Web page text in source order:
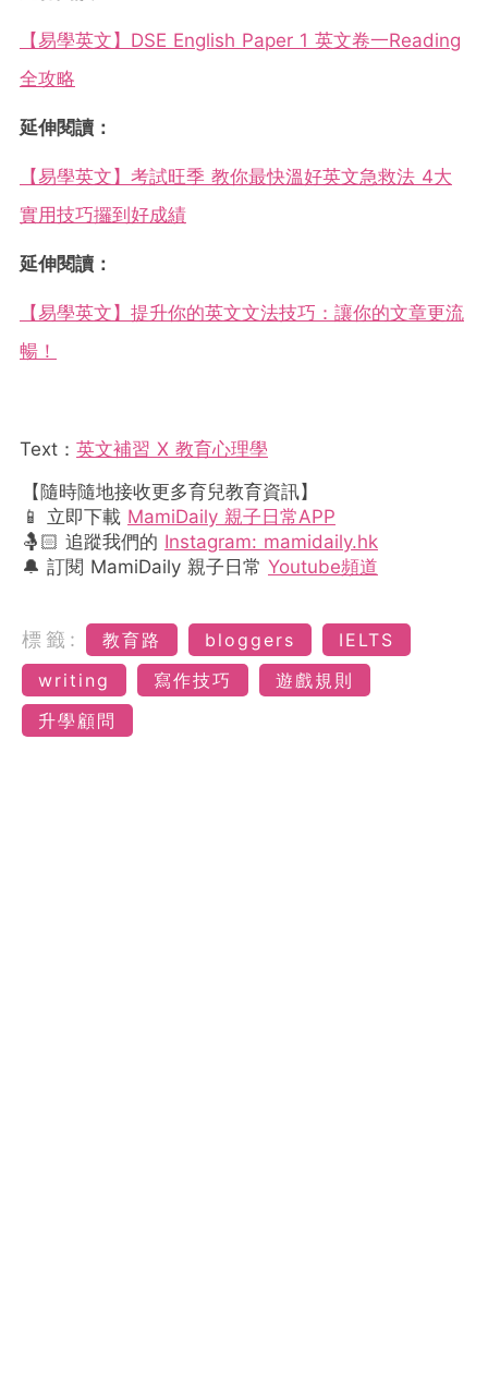
【易學英文】DSE English Paper 1 英文卷一Reading
全攻略
延伸閱讀：
【易學英文】考試旺季 教你最快溫好英文急救法 4大
實用技巧攞到好成績
延伸閱讀：
【易學英文】提升你的英文文法技巧：讓你的文章更流
暢！
Text： 英文補習 X 教育心理學
【隨時隨地接收更多育兒教育資訊】
📱 立即下載 MamiDaily 親子日常APP
🤱🏻 追蹤我們的 Instagram: mamidaily.hk
🔔 訂閱 MamiDaily 親子日常 Youtube頻道
標籤: 教育路 bloggers
IELTS
writing
寫作技巧
遊戲規則
升學顧問